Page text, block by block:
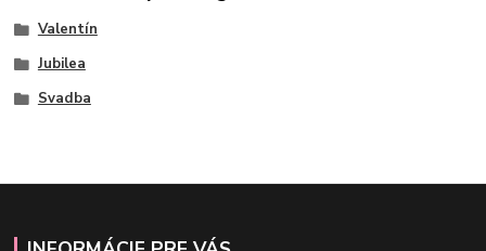
Valentín
Jubilea
Svadba